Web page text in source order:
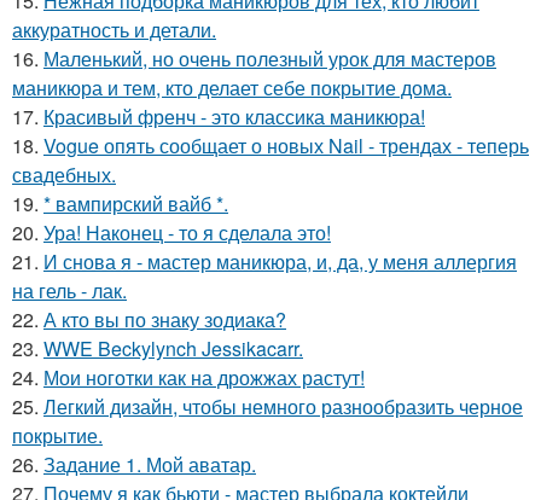
аккуратность и детали.
16. Маленький, но очень полезный урок для мастеров
маникюра и тем, кто делает себе покрытие дома.
17. Красивый френч - это классика маникюра!
18. Vogue опять сообщает о новых Nail - трендах - теперь
свадебных.
19. * вампирский вайб *.
20. Ура! Наконец - то я сделала это!
21. И снова я - мастер маникюра, и, да, у меня аллергия
на гель - лак.
22. А кто вы по знаку зодиака?
23. WWE Beckylynch Jessikacarr.
24. Мои ноготки как на дрожжах растут!
25. Легкий дизайн, чтобы немного разнообразить черное
покрытие.
26. Задание 1. Мой аватар.
27. Почему я как бьюти - мастер выбрала коктейли